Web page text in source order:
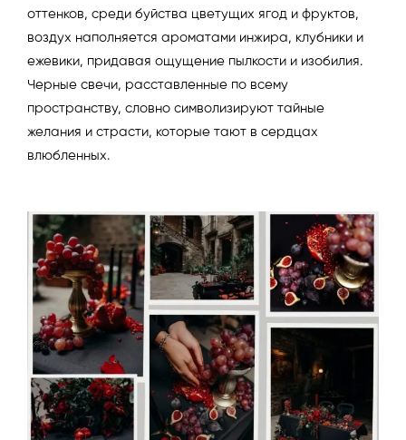
оттенков, среди буйства цветущих ягод и фруктов,
воздух наполняется ароматами инжира, клубники и
ежевики, придавая ощущение пылкости и изобилия.
Черные свечи, расставленные по всему
пространству, словно символизируют тайные
желания и страсти, которые тают в сердцах
влюбленных.